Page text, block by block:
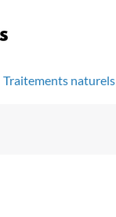
Traitements naturels